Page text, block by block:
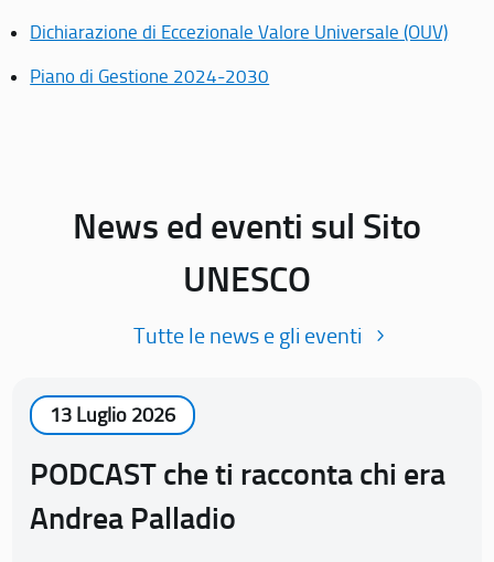
Dichiarazione di Eccezionale Valore Universale (OUV)
Piano di Gestione 2024-2030
News ed eventi sul Sito
UNESCO
Tutte le news e gli eventi
13 Luglio 2026
PODCAST che ti racconta chi era
Andrea Palladio